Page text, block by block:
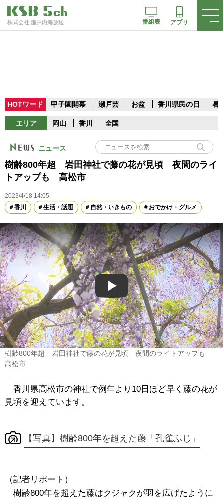
株式会社 瀬戸内海放送 番組表 アプリ
HOTワード 甲子園開幕 瀬戸芸 お盆 香川県民の日 暑
エリア 岡山 香川 全国
ニュース
樹齢800年超 岩田神社で藤の花が見頃 夜間のライ
トアップも 高松市
2023/4/18 14:05
香川
生活・話題 自然・いきもの おでかけ・グルメ
Play
樹齢800年超 岩田神社で藤の花が見頃 夜間のライトアップも
高松市
香川県高松市の神社で例年より10日ほど早く藤の花が
見頃を迎えています。
【写真】樹齢800年を超えた藤「孔雀ふじ」
（記者リポート）
「樹齢800年を超えた藤はクジャクが羽を広げたように